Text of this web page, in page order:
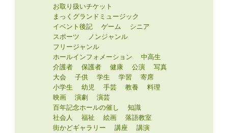
お取り扱いチケット
まっくグランドミュージック
イベント後記
ゲーム
シニア
スポーツ
ノンジャンル
フリージャンル
ホールインフォメーション
中高生
介護者
保護者 健康 公演
写真
大会
子供 学生 学習
寄席
小学生
幼児 手芸 教養
料理
映画
演劇
演芸
百年記念ホールの催し
知識
社会人
福祉 絵画
落語教室
街かどギャラリー
講座
講演